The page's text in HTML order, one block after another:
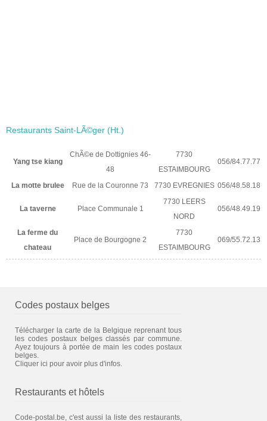
Restaurants Saint-LÃ©ger (Ht.)
Yang tse kiang
ChÃ©e de Dottignies 46-
48
7730
ESTAIMBOURG
056/84.77.77
La motte brulee Rue de la Couronne 73 7730 EVREGNIES 056/48.58.18
La taverne Place Communale 1
7730 LEERS
NORD
056/48.49.19
La ferme du
chateau
Place de Bourgogne 2
7730
ESTAIMBOURG
069/55.72.13
Codes postaux belges
Télécharger la carte de la Belgique reprenant tous
les codes postaux belges classés par commune.
Ayez toujours à portée de main les codes postaux
belges.
Cliquer ici pour avoir plus d'infos.
Restaurants et hôtels
Code-postal.be, c'est aussi la liste des restaurants,